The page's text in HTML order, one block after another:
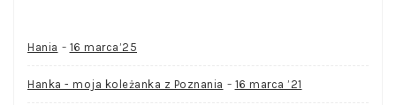
Hania - 16 marca’25
Hanka - moja koleżanka z Poznania - 16 marca ’21